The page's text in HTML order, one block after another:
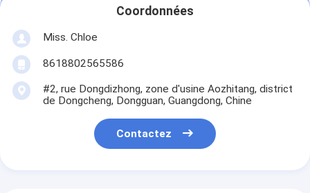
Coordonnées
Miss. Chloe
8618802565586
#2, rue Dongdizhong, zone d'usine Aozhitang, district
de Dongcheng, Dongguan, Guangdong, Chine
Contactez